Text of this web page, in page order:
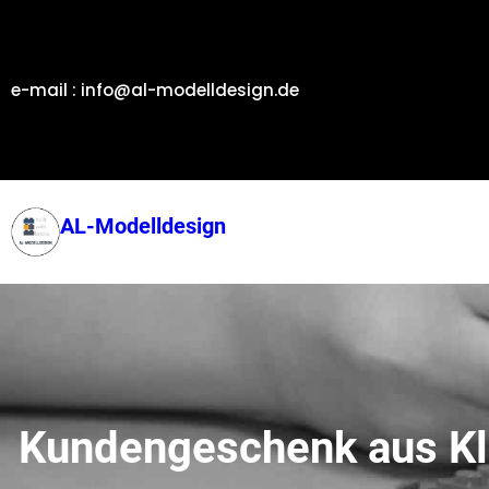
springen
e-mail : info@al-modelldesign.de
AL-Modelldesign
Kundengeschenk aus